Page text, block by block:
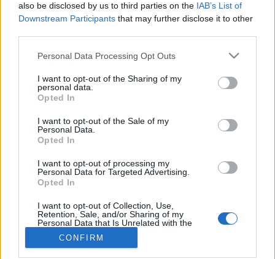
also be disclosed by us to third parties on the IAB’s List of
Downstream Participants that may further disclose it to other
Please note that this website/app uses one or more Google
not limited to your visit or usage behaviour. You may click to
grant or deny consent to Google and its third-party tags to
use your data for below specified purposes in below Google
consent section.
Personal Data Processing Opt Outs
I want to opt-out of the Sharing of my
personal data.
Opted In
I want to opt-out of the Sale of my
Personal Data.
Opted In
I want to opt-out of processing my
Personal Data for Targeted Advertising.
Opted In
I want to opt-out of Collection, Use,
Retention, Sale, and/or Sharing of my
Personal Data that Is Unrelated with the
Purposes for which it was collected.
Opted Out
CONFIRM